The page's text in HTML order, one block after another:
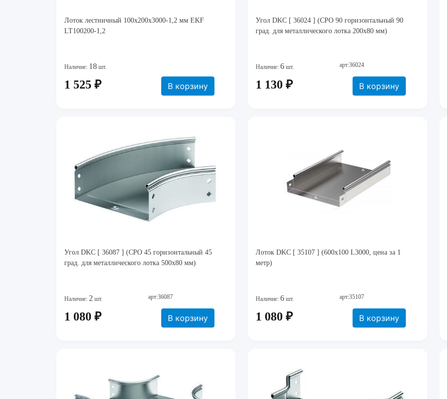
Лоток лестничный 100х200х3000-1,2 мм EKF
LT100200-1,2
Наличие: 18 шт.
1 525 ₽ В корзину
Угол DKC [ 36024 ] (CPO 90 горизонтальный 90
град. для металлического лотка 200x80 мм)
Наличие:6 шт. арт:36024
1 130 ₽ В корзину
Угол DKC [ 36087 ] (CPO 45 горизонтальный 45
град. для металлического лотка 500x80 мм)
Наличие: 2 шт. арт:36087
1 080 ₽ В корзину
Лоток DKC [ 35107 ] (600х100 L3000, цена за 1
метр)
Наличие:6 шт. арт:35107
1 080 ₽ В корзину